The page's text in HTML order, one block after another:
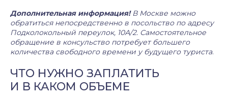
Дополнительная информация!В Москве можно
обратиться непосредственно в посольство по адресу
Подколокольный переулок, 10А/2. Самостоятельное
обращение в консульство потребует большего
количества свободного времени у будущего туриста.
ЧТО НУЖНО ЗАПЛАТИТЬ
И В КАКОМ ОБЪЕМЕ